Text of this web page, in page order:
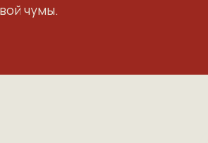
чумы.